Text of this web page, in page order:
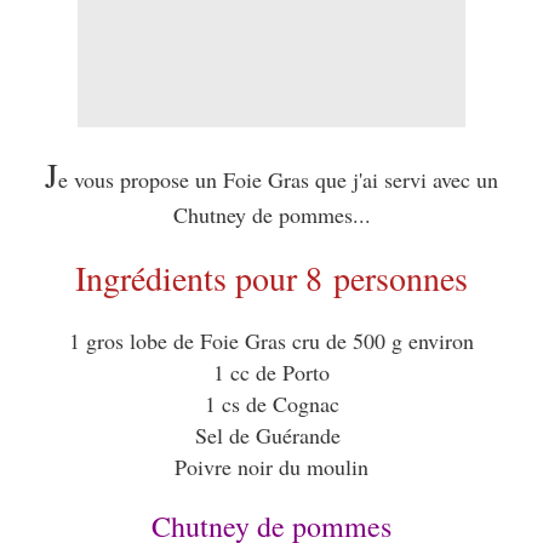
Je vous propose un Foie Gras que j'ai servi avec un
Chutney de pommes...
Ingrédients pour 8 personnes
1 gros lobe de Foie Gras cru de 500 g environ
1 cc de Porto
1 cs de Cognac
Sel de Guérande
Poivre noir du moulin
Chutney de pommes